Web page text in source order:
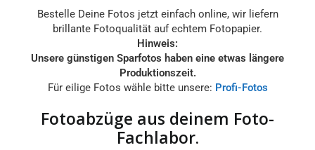
Bestelle Deine Fotos jetzt einfach online, wir liefern
brillante Fotoqualität auf echtem Fotopapier.
Hinweis:
Unsere günstigen Sparfotos haben eine etwas längere
Produktionszeit.
Für eilige Fotos wähle bitte unsere: Profi-Fotos
Fotoabzüge aus deinem Foto-
Fachlabor.